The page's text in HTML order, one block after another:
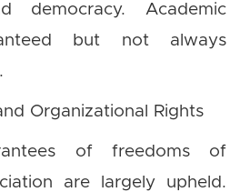
democracy. Academic
but not always
Organizational Rights
of freedoms of
are largely upheld.